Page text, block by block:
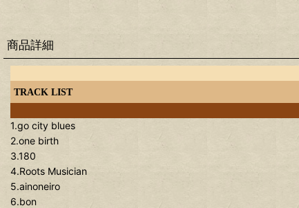
商品詳細
TRACK LIST
1.go city blues
2.one birth
3.180
4.Roots Musician
5.ainoneiro
6.bon